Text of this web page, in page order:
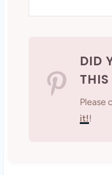
DID
THIS
Please
it!!